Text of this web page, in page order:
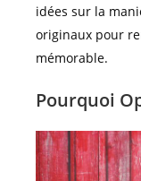
idées sur la
originaux pour
mémorable.
Pourquoi